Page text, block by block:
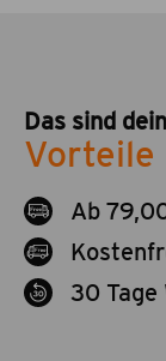
Das sind
Vorteile
Ab
30